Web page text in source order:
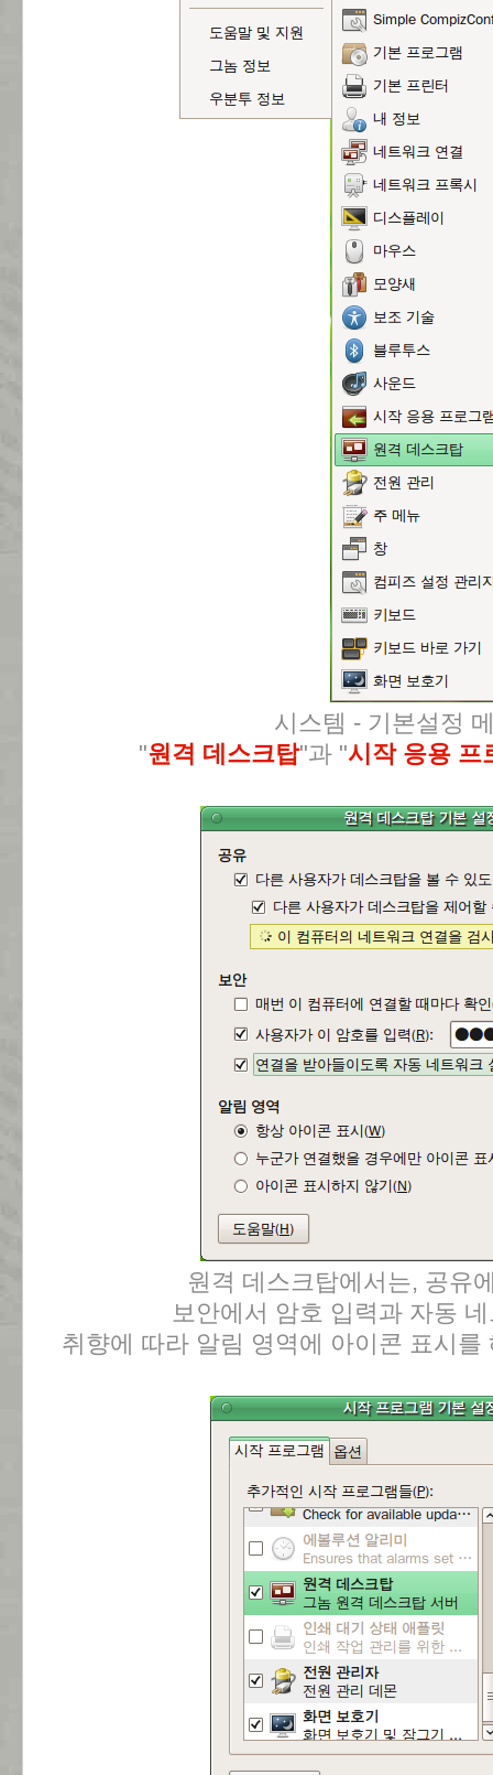
시스템 - 기본설정
"원격 데스크탑"과 "시작 응용 프
원격 데스크탑에서는, 공유
보안에서 암호 입력과 자동
취향에 따라 알림 영역에 아이콘 표시